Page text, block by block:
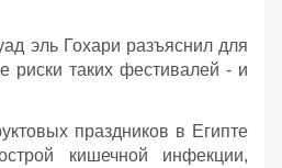
эль Гохари разъяснил для
риски таких фестивалей - и
праздников в Египте
кишечной инфекции,